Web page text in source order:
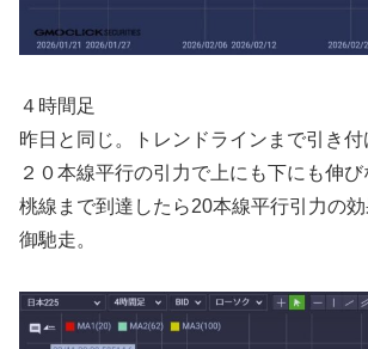
４時間足
昨日と同じ。トレンドラインまで引き付
２０本線平行の引力で上にも下にも伸び
桃線まで到達したら20本線平行引力の
御馳走。